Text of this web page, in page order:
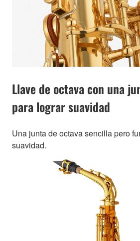
Llave de octava con una
para lograr suavidad
Una junta de octava sencilla pero
suavidad.